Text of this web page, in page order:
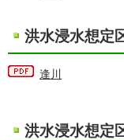
洪水浸水想定
逢川
洪水浸水想定